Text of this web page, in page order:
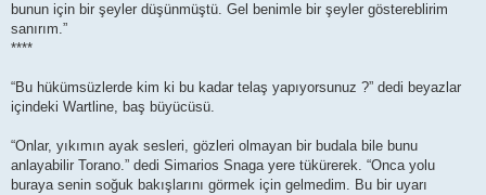
bunun için bir şeyler düşünmüştü. Gel benimle bir şeyler göstereblirim
sanırım.”
****
“Bu hükümsüzlerde kim ki bu kadar telaş yapıyorsunuz ?” dedi beyazlar
içindeki Wartline, baş büyücüsü.
“Onlar, yıkımın ayak sesleri, gözleri olmayan bir budala bile bunu
anlayabilir Torano.” dedi Simarios Snaga yere tükürerek. “Onca yolu
buraya senin soğuk bakışlarını görmek için gelmedim. Bu bir uyarı